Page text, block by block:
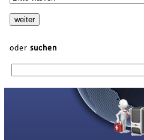
oder suchen